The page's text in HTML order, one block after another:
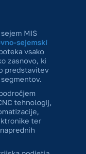
MIS
sejemski
vsako
zasnovo, ki
predstavitev
tehnologij,
ter